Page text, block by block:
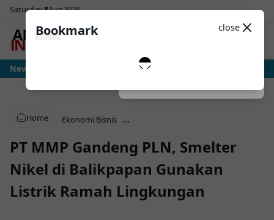
Saturday8Aug2026
Light
News
Sesungguhnya Albiceleste Dimulai, Messi Hadapi Mesin Pressing Ralf
Home Ekonomi Bisnis ...
PT MMP Gandeng PLN, Smelter
Nikel di Balikpapan Gunakan
Listrik Ramah Lingkungan
Bookmark close